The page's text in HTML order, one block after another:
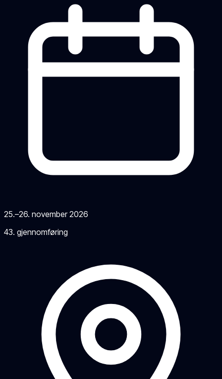
25.–26. november 2026
43. gjennomføring